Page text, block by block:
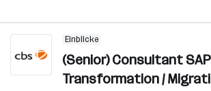
Einblicke
(Senior) Consultant
Transformation /